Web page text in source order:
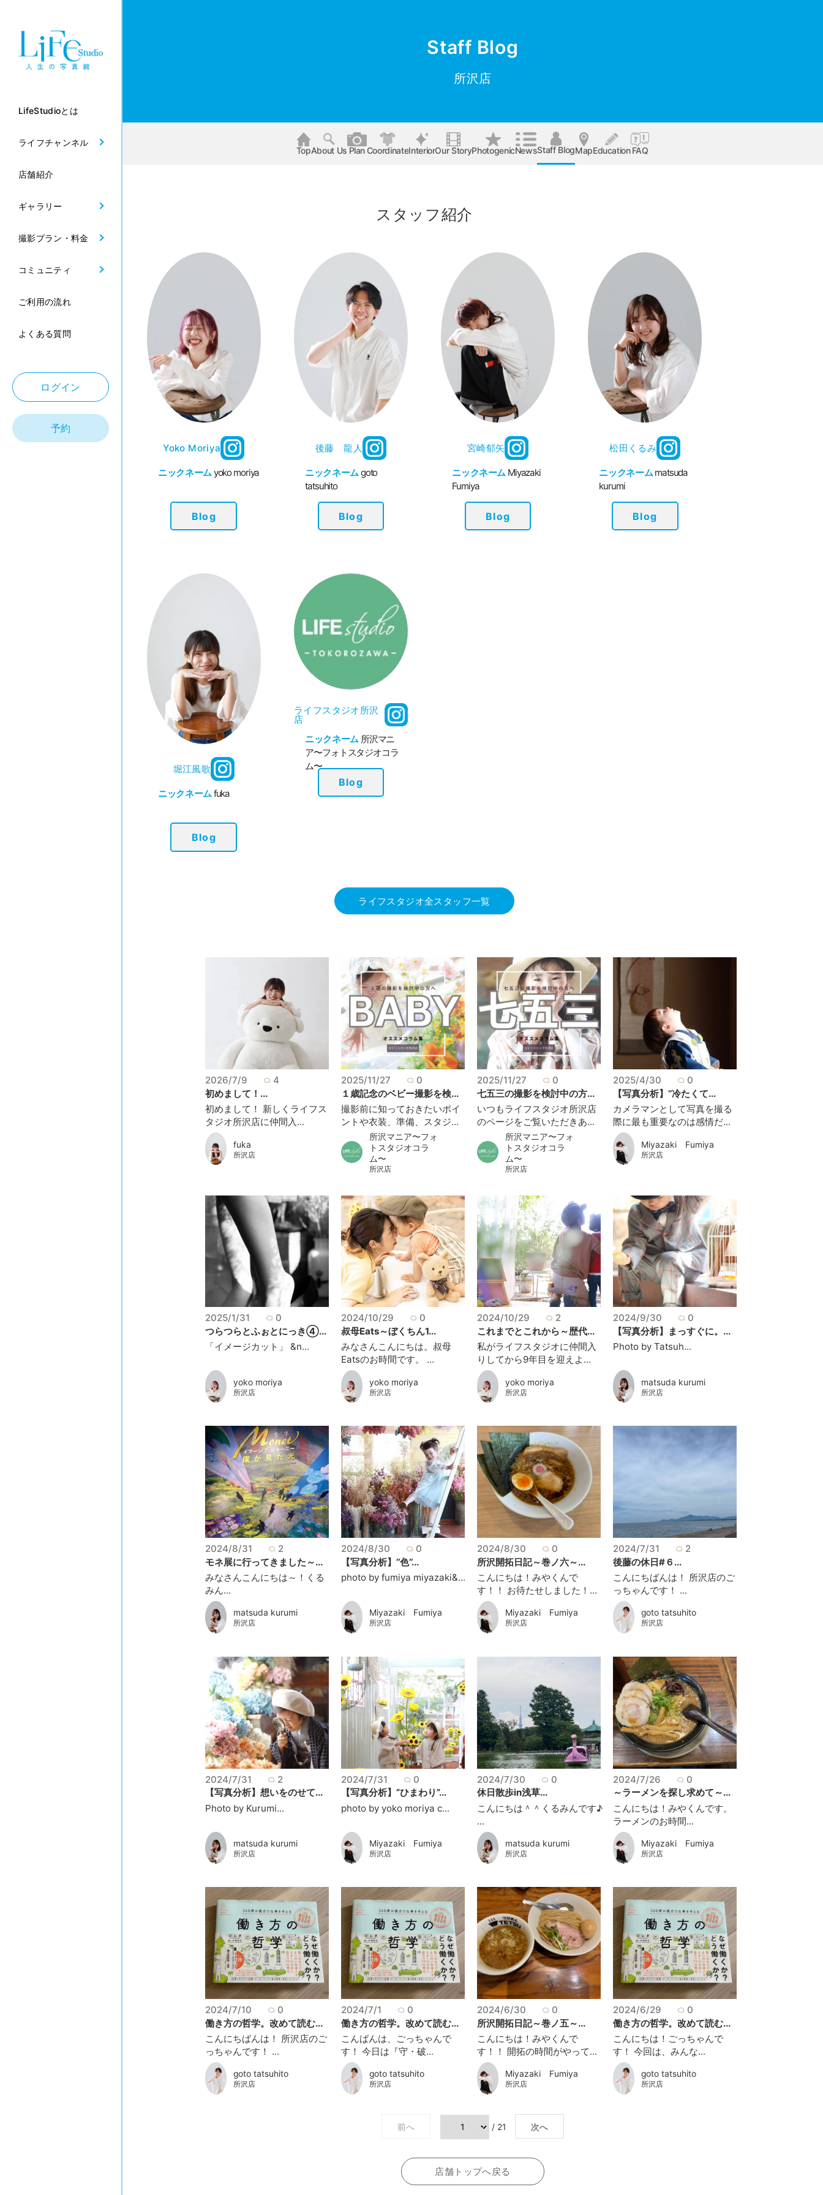
LifeStudioとは
ライフチャンネル
店舗紹介
ギャラリー
撮影プラン・料金
コミュニティ
ご利用の流れ
よくある質問
ログイン
予約
Staff Blog
所沢店
TopAbout Us PlanCoordinateInteriorOur StoryPhotogenicNewsStaff BlogMapEducationFAQ
スタッフ紹介
Yoko Moriya
ニックネームyoko moriya
Blog
後藤 龍人
ニックネームgoto
tatsuhito
Blog
宮崎郁矢
ニックネーム Miyazaki
Fumiya
Blog
松田くるみ
ニックネームmatsuda
kurumi
Blog
堀江風歌
ニックネームfuka
Blog
ライフスタジオ所沢
店
ニックネーム 所沢マニ
ア〜フォトスタジオコラ
ム〜
Blog
ライフスタジオ全スタッフ一覧
2026/7/9
4
初めまして！...
初めまして！ 新しくライフス
タジオ所沢店に仲間入...
fuka
所沢店
2025/11/27
0
１歳記念のベビー撮影を検...
撮影前に知っておきたいポイ
ントや衣装、準備、スタジ...
所沢マニア〜フォ
トスタジオコラ
ム〜
所沢店
2025/11/27
0
七五三の撮影を検討中の方...
いつもライフスタジオ所沢店
のページをご覧いただきあ...
所沢マニア〜フォ
トスタジオコラ
ム〜
所沢店
2025/4/30
0
【写真分析】’’冷たくて...
カメラマンとして写真を撮る
際に最も重要なのは感情だ...
Miyazaki Fumiya
所沢店
2025/1/31
0
つらつらとふぉとにっき④...
「イメージカット」 &n...
yoko moriya
所沢店
2024/10/29
0
叔母Eats～ぼくちん1...
みなさんこんにちは。叔母
Eatsのお時間です。 ...
yoko moriya
所沢店
2024/10/29
2
これまでとこれから～歴代...
私がライフスタジオに仲間入
りしてから9年目を迎えよ...
yoko moriya
所沢店
2024/9/30
0
【写真分析】まっすぐに。...
Photo by Tatsuh...
matsuda kurumi
所沢店
2024/8/31
2
モネ展に行ってきました～...
みなさんこんにちは～！くる
みん...
matsuda kurumi
所沢店
2024/8/30
0
【写真分析】’’色’’...
photo by fumiya miyazaki&...
Miyazaki Fumiya
所沢店
2024/8/30
0
所沢開拓日記～巻ノ六～...
こんにちは！みやくんで
す！！ お待たせしました！...
Miyazaki Fumiya
所沢店
2024/7/31
2
後藤の休日#６...
こんにちばんは！ 所沢店のご
っちゃんです！ ...
goto tatsuhito
所沢店
2024/7/31
2
【写真分析】想いをのせて...
Photo by Kurumi...
matsuda kurumi
所沢店
2024/7/31
0
【写真分析】”ひまわり”...
photo by yoko moriya c...
Miyazaki Fumiya
所沢店
2024/7/30
0
休日散歩in浅草...
こんにちは＾＾くるみんです♪
...
matsuda kurumi
所沢店
2024/7/26
0
～ラーメンを探し求めて～...
こんにちは！みやくんです。
ラーメンのお時間...
Miyazaki Fumiya
所沢店
2024/7/10
0
働き方の哲学。改めて読む...
こんにちばんは！ 所沢店のご
っちゃんです！ ...
goto tatsuhito
所沢店
2024/7/1
0
働き方の哲学。改めて読む...
こんばんは、ごっちゃんで
す！ 今日は『守・破...
goto tatsuhito
所沢店
2024/6/30
0
所沢開拓日記～巻ノ五～...
こんにちは！みやくんで
す！！ 開拓の時間がやって...
Miyazaki Fumiya
所沢店
2024/6/29
0
働き方の哲学。改めて読む...
こんにちは！ごっちゃんで
す！ 今回は、みんな...
goto tatsuhito
所沢店
前へ / 21 次へ
店舗トップへ戻る